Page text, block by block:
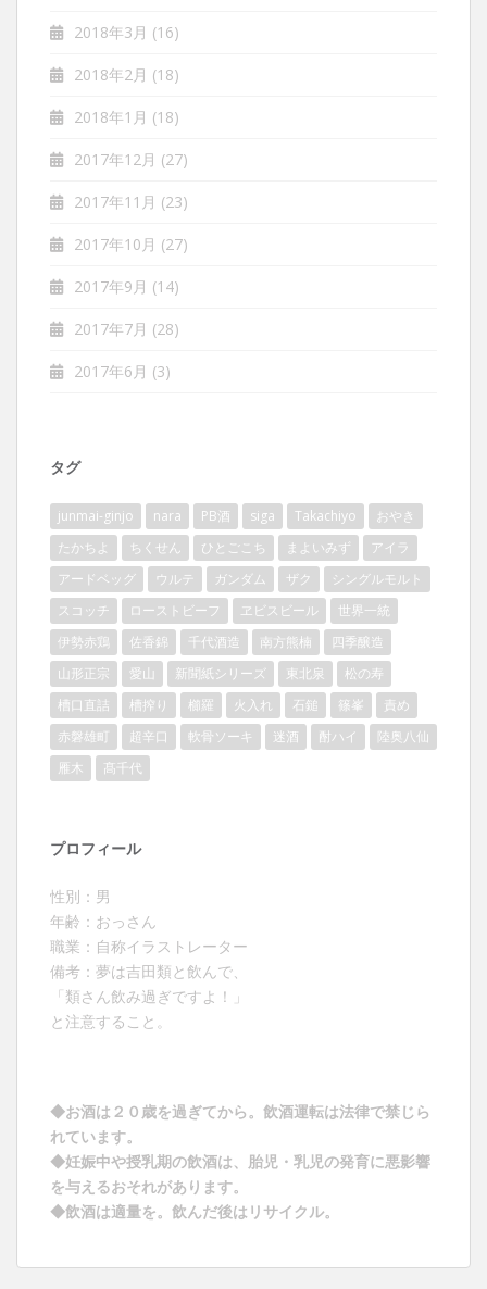
2018年3月 (16)
2018年2月 (18)
2018年1月 (18)
2017年12月 (27)
2017年11月 (23)
2017年10月 (27)
2017年9月 (14)
2017年7月 (28)
2017年6月 (3)
タグ
junmai-ginjo nara PB酒 siga Takachiyo
おやき
たかちよ
ちくせん ひとごこち まよいみず
アイラ
アードベッグ
ウルテ ガンダム ザク
シングルモルト
スコッチ
ローストビーフ ヱビスビール
世界一統
伊勢赤鶏
佐香錦 千代酒造 南方熊楠
四季醸造
山形正宗
愛山 新聞紙シリーズ 東北泉
松の寿
槽口直詰
槽搾り 櫛羅 火入れ 石鎚 篠峯
責め
赤磐雄町
超辛口 軟骨ソーキ 迷酒 酎ハイ
陸奥八仙
雁木
髙千代
プロフィール
性別：男
年齢：おっさん
職業：自称イラストレーター
備考：夢は吉田類と飲んで、
「類さん飲み過ぎですよ！」
と注意すること。
◆お酒は２０歳を過ぎてから。飲酒運転は法律で禁じら
れています。
◆妊娠中や授乳期の飲酒は、胎児・乳児の発育に悪影響
を与えるおそれがあります。
◆飲酒は適量を。飲んだ後はリサイクル。